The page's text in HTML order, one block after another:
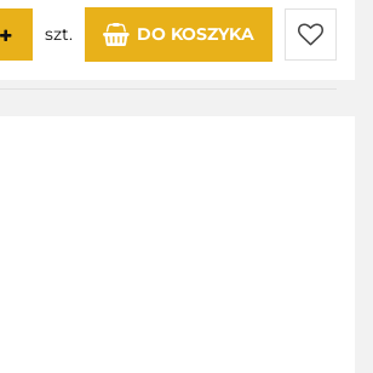
szt. DO KOSZYKA